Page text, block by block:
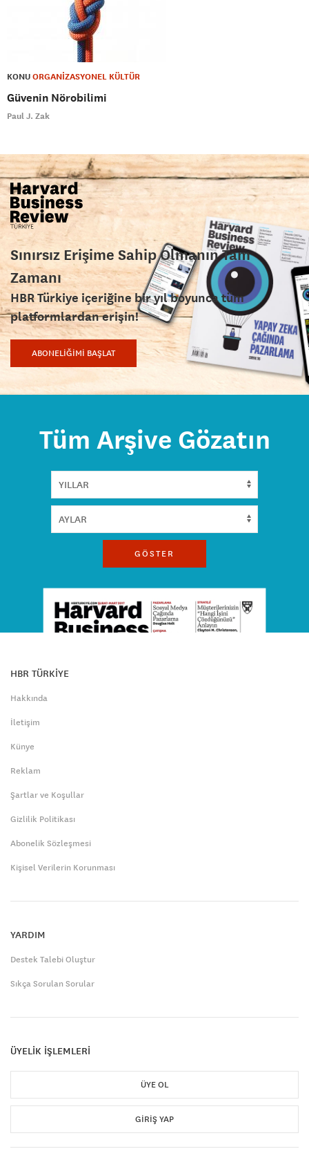
KONUORGANİZASYONEL KÜLTÜR
Güvenin Nörobilimi
Paul J. Zak
Sınırsız Erişime Sahip Olmanın Tam
Zamanı
HBR Türkiye içeriğine bir yıl boyunca tüm
platformlardan erişin!
ABONELİĞİMİ BAŞLAT
Tüm Arşive Gözatın
GÖSTER
HBR TÜRKİYE
Hakkında
İletişim
Künye
Reklam
Şartlar ve Koşullar
Gizlilik Politikası
Abonelik Sözleşmesi
Kişisel Verilerin Korunması
YARDIM
Destek Talebi Oluştur
Sıkça Sorulan Sorular
ÜYELİK İŞLEMLERİ
ÜYE OL
GIRIŞ YAP